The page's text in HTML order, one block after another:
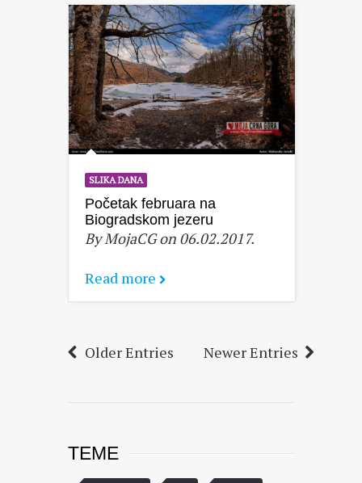
SLIKA DANA
Početak februara na
Biogradskom jezeru
By MojaCG on 06.02.2017.
Read more
Older Entries Newer Entries
TEME